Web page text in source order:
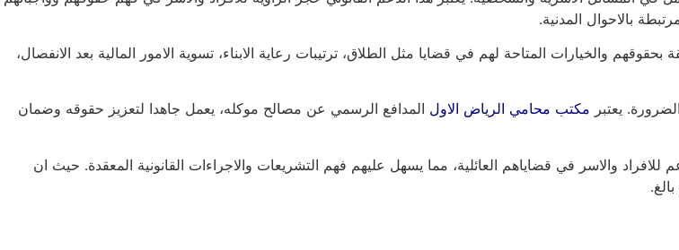
بالاحوال المدنية.
والخيارات المتاحة لهم في قضايا مثل الطلاق، ترتيبات رعاية الابناء، تسوية الامور المالية بعد الانفصال،
يعتبر مكتب محامي الرياض الاول المدافع الرسمي عن مصالح موكله، يعمل جاهدا لتعزيز حقوقه وضمان
والاسر في قضاياهم العائلية، مما يسهل عليهم فهم التشريعات والاجراءات القانونية المعقدة. حيث ان